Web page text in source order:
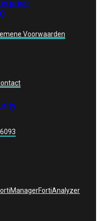
Voorwaarden
FortiAnalyzer